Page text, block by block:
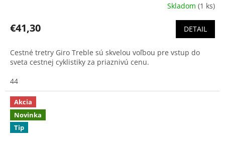
Skladom (1 ks)
€41,30 DETAIL
Cestné tretry Giro Treble sú skvelou voľbou pre vstup do
sveta cestnej cyklistiky za priaznivú cenu.
44
Akcia
Novinka
Tip